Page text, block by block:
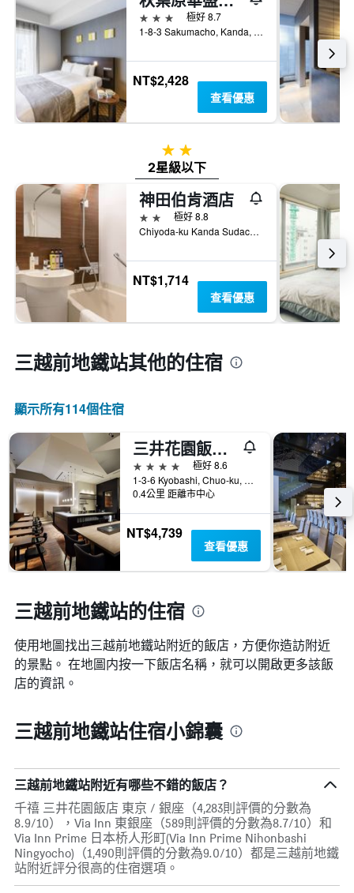
3星級
極好 8.7
1-8-3 Sakumacho, Kanda, 東京, 日本
NT$2,428
查看優惠
2星級
2星級以下
神田伯肯酒店
2星級
極好 8.8
Chiyoda-ku Kanda Sudacho 1-4-7, 東京, 日本
NT$1,714
查看優惠
三越前地鐵站​其他的住宿
顯示所有114​個住宿
三井花園飯店京橋 / 東京站
4星級
極好 8.6
1-3-6 Kyobashi, Chuo-ku, 東京, 日本
0.4公里 距離市中心
NT$4,739
查看優惠
三越前地鐵站的住宿
使用地圖找出三越前地鐵站​附近的飯店，方便你造訪附近
的景點。 在地圖内按一下飯店名稱，就可以開啟更多該飯
店的資訊。
三越前地鐵站住宿小錦囊
三越前地鐵站附近有哪些不錯的飯店？
千禧 三井花園飯店 東京 / 銀座（4,283則評價的分數為
8.9/10），Via Inn 東銀座（589則評價的分數為8.7/10）和
Via Inn Prime 日本桥人形町(Via Inn Prime Nihonbashi
Ningyocho)（1,490則評價的分數為9.0/10）都是三越前地鐵
站附近評分很高的住宿選項。